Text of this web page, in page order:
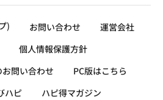
) お問い合わせ
運営会社
個人情報保護方針
問い合わせ
PC版はこちら
ハピ
ハピ得マガジン